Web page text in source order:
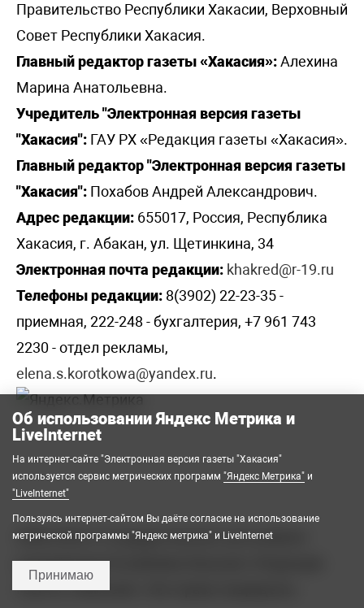
Правительство Республики Хакасии, Верховный
Совет Республики Хакасия.
Главный редактор газеты «Хакасия»:Алехина
Марина Анатольевна.
Учредитель "Электронная версия газеты
"Хакасия": ГАУ РХ «Редакция газеты «Хакасия».
Главный редактор "Электронная версия газеты
"Хакасия": Похабов Андрей Александрович.
Адрес редакции: 655017, Россия, Республика
Хакасия, г. Абакан, ул. Щетинкина, 34
Электронная почта редакции: khakred@r-19.ru
Телефоны редакции: 8(3902) 22-23-35 -
приемная, 222-248 - бухгалтерия, +7 961 743
2230 - отдел рекламы,
elena.s.korotkowa@yandex.ru.
2008-2026 © Государственное автономное
учреждение Республики Хакасия «Редакция
газеты «Хакасия». Все права защищены.
Об использовании Яндекс Метрика и
LiveInternet
На интернет-сайте "Электронная версия газеты "Хакасия"
используется сервис метрических программ "Яндекс Метрика" и
"LiveInternet"
Пользуясь интернет-сайтом Вы даёте согласие на использование
метрической программы "Яндекс метрика" и LiveInternet
Принимаю